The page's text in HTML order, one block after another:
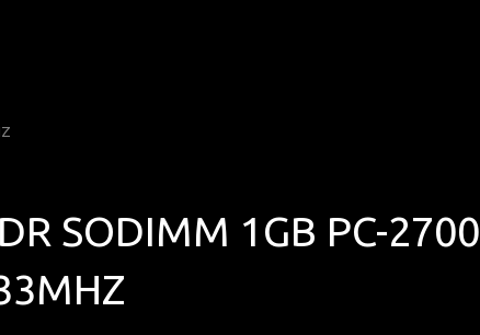
SODIMM 1GB PC-2700